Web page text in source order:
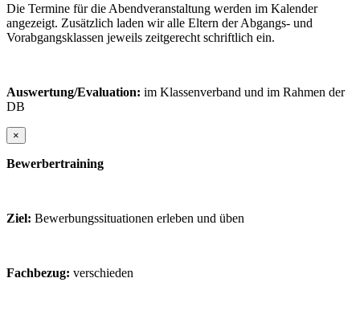
Die Termine für die Abendveranstaltung werden im Kalender
angezeigt. Zusätzlich laden wir alle Eltern der Abgangs- und
Vorabgangsklassen jeweils zeitgerecht schriftlich ein.
Auswertung/Evaluation: im Klassenverband und im Rahmen der
DB
×
Bewerbertraining
Ziel: Bewerbungssituationen erleben und üben
Fachbezug: verschieden